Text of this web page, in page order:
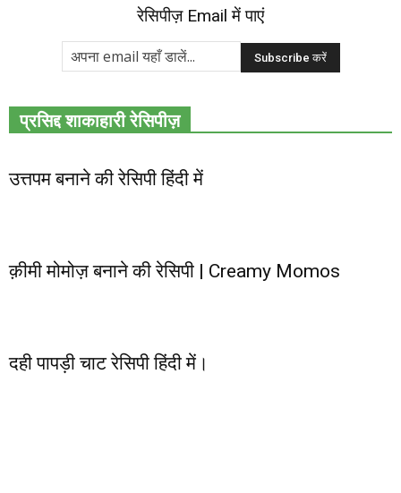
रेसिपीज़ Email में पाएं
प्रसिद्द शाकाहारी रेसिपीज़
उत्तपम बनाने की रेसिपी हिंदी में
क़ीमी मोमोज़ बनाने की रेसिपी | Creamy Momos
दही पापड़ी चाट रेसिपी हिंदी में।